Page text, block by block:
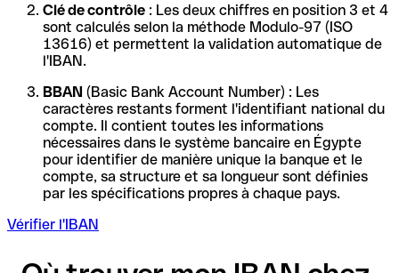
Clé de contrôle : Les deux chiffres en position 3 et 4
sont calculés selon la méthode Modulo-97 (ISO
13616) et permettent la validation automatique de
l'IBAN.
BBAN (Basic Bank Account Number) : Les
caractères restants forment l'identifiant national du
compte. Il contient toutes les informations
nécessaires dans le système bancaire en Égypte
pour identifier de manière unique la banque et le
compte, sa structure et sa longueur sont définies
par les spécifications propres à chaque pays.
Vérifier l'IBAN